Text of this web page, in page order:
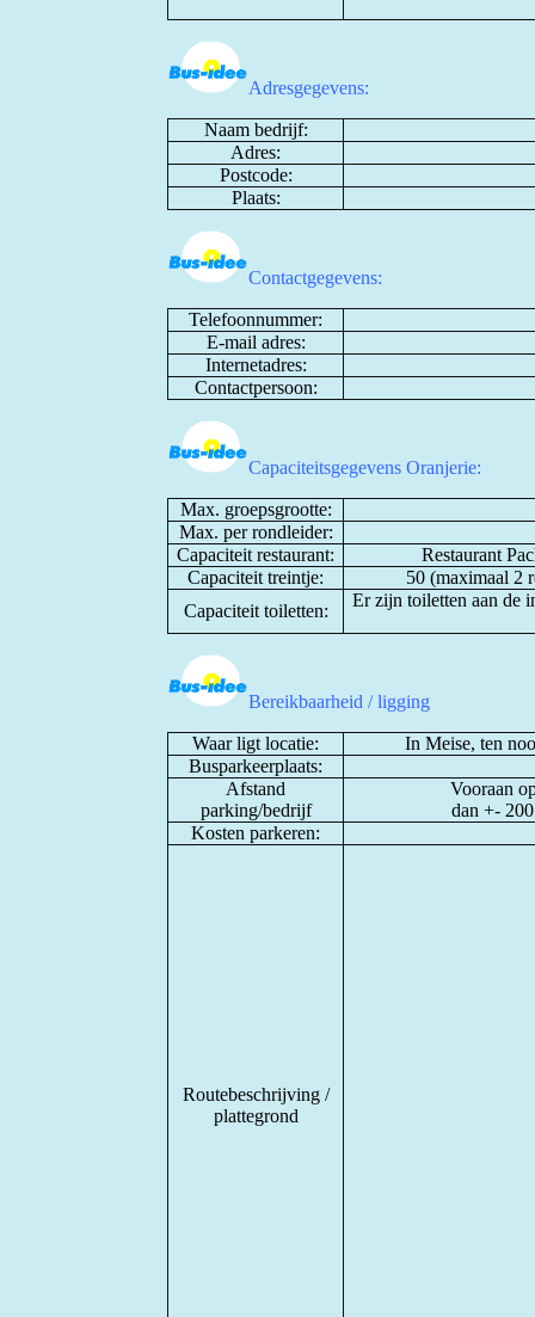
Adresgegevens:
Naam bedrijf:
Adres:
Postcode:
Plaats:
Contactgegevens:
Telefoonnummer:
E-mail adres:
Internetadres:
Contactpersoon:
Capaciteitsgegevens Oranjerie:
Max. groepsgrootte:
Max. per rondleider:
Capaciteit restaurant:
Restaurant
Capaciteit treintje:
50 (maximaal 2
Capaciteit toiletten:
Er zijn toiletten aan de
Bereikbaarheid / ligging
Waar ligt locatie:
In Meise, ten
Busparkeerplaats:
Afstand
parking/bedrijf
Vooraan
dan +-
Kosten parkeren:
Routebeschrijving /
plattegrond